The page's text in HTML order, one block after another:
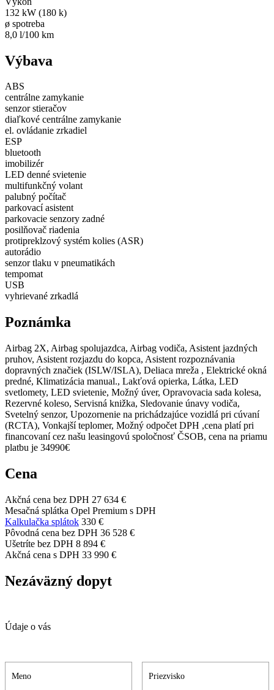
132 kW (180 k)
ø spotreba
8,0 l/100 km
Výbava
ABS
centrálne zamykanie
senzor stieračov
diaľkové centrálne zamykanie
el. ovládanie zrkadiel
ESP
bluetooth
imobilizér
LED denné svietenie
multifunkčný volant
palubný počítač
parkovací asistent
parkovacie senzory zadné
posilňovač riadenia
protipreklzový systém kolies (ASR)
autorádio
senzor tlaku v pneumatikách
tempomat
USB
vyhrievané zrkadlá
Poznámka
Airbag 2X, Airbag spolujazdca, Airbag vodiča, Asistent jazdných
pruhov, Asistent rozjazdu do kopca, Asistent rozpoznávania
dopravných značiek (ISLW/ISLA), Deliaca mreža , Elektrické okná
predné, Klimatizácia manual., Lakťová opierka, Látka, LED
svetlomety, LED svietenie, Možný úver, Opravovacia sada kolesa,
Rezervné koleso, Servisná knižka, Sledovanie únavy vodiča,
Svetelný senzor, Upozornenie na prichádzajúce vozidlá pri cúvaní
(RCTA), Vonkajší teplomer, Možný odpočet DPH ,cena platí pri
financovaní cez našu leasingovú spoločnosť ČSOB, cena na priamu
platbu je 34990€
Cena
Akčná cena bez DPH 27 634 €
Mesačná splátka Opel Premium s DPH
Kalkulačka splátok 330 €
Pôvodná cena bez DPH 36 528 €
Ušetríte bez DPH 8 894 €
Akčná cena s DPH 33 990 €
Nezáväzný dopyt
Údaje o vás